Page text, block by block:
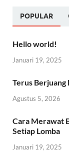
POPULAR
Hello world!
Januari 19, 2025
Terus Berjuang
Agustus 5, 2026
Cara Merawat
Setiap Lomba
Januari 19, 2025